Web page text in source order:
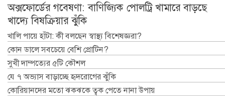
অক্সফোর্ডের গবেষণা: বাণিজ্যিক পোলট্রি খামারে বাড়ছে
খাদ্যে বিষক্রিয়ার ঝুঁকি
খালি পায়ে হাঁটা: কী বলছেন স্বাস্থ্য বিশেষজ্ঞরা?
কোন ডালে সবচেয়ে বেশি প্রোটিন?
সুখী দাম্পত্যের ৫টি কৌশল
যে ৭ অভ্যাস বাড়াচ্ছে হৃদরোগের ঝুঁকি
কোরিয়ানদের মতো ঝকঝকে ত্বক পেতে নানা উপায়